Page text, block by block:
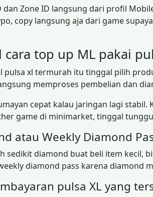
dan Zone ID langsung dari profil
copy langsung aja dari game
top up ML pakai
pulsa xl termurah itu tinggal pilih
memproses pembelian dan
cepat kalau jaringan lagi
game di minimarket, tinggal
atau Weekly Diamond
sedikit diamond buat beli item kecil,
diamond pass karena diamond
pulsa XL yang